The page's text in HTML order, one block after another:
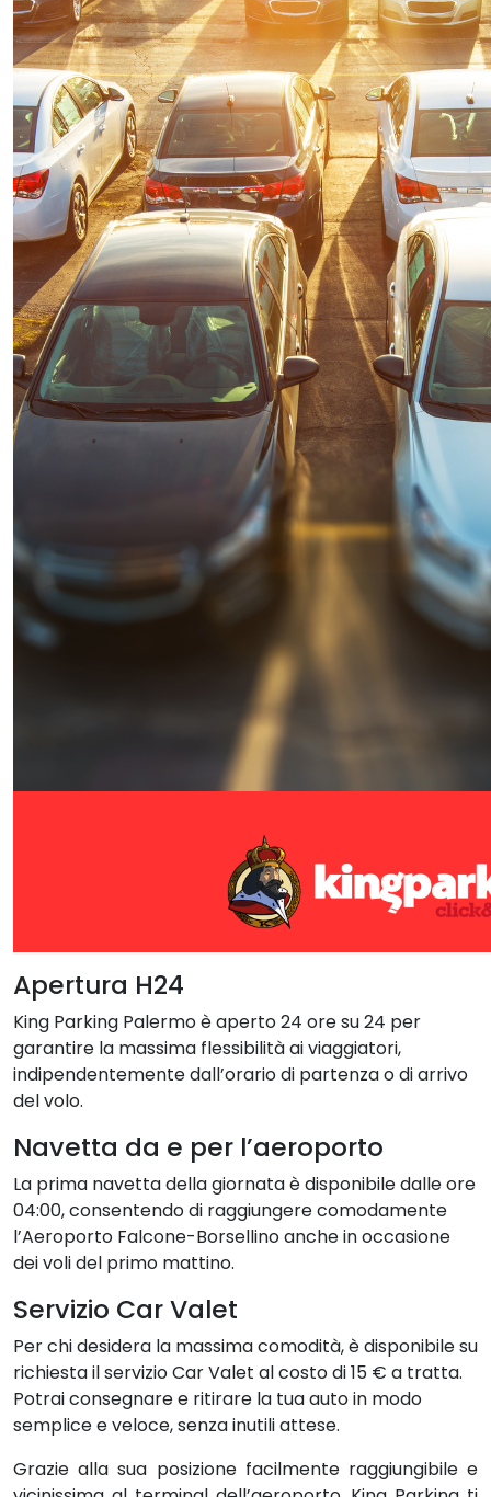
Apertura H24
King Parking Palermo è aperto 24 ore su 24 per
garantire la massima flessibilità ai viaggiatori,
indipendentemente dall’orario di partenza o di arrivo
del volo.
Navetta da e per l’aeroporto
La prima navetta della giornata è disponibile dalle ore
04:00, consentendo di raggiungere comodamente
l’Aeroporto Falcone-Borsellino anche in occasione
dei voli del primo mattino.
Servizio Car Valet
Per chi desidera la massima comodità, è disponibile su
richiesta il servizio Car Valet al costo di 15 € a tratta.
Potrai consegnare e ritirare la tua auto in modo
semplice e veloce, senza inutili attese.
Grazie alla sua posizione facilmente raggiungibile e